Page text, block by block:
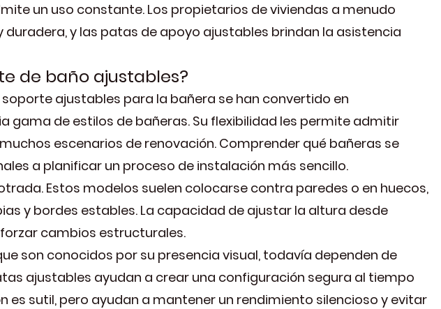
un uso constante. Los propietarios de viviendas a menudo
y las patas de apoyo ajustables brindan la asistencia
de baño ajustables?
ajustables para la bañera se han convertido en
de estilos de bañeras. Su flexibilidad les permite admitir
escenarios de renovación. Comprender qué bañeras se
a planificar un proceso de instalación más sencillo.
Estos modelos suelen colocarse contra paredes o en huecos,
y bordes estables. La capacidad de ajustar la altura desde
cambios estructurales.
son conocidos por su presencia visual, todavía dependen de
ajustables ayudan a crear una configuración segura al tiempo
es sutil, pero ayudan a mantener un rendimiento silencioso y evitar